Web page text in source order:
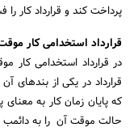
پرداخت کند و قرارداد کار را
قرارداد استخدامی کار
در قرارداد استخدامی کار
قرارداد در یکی از
که پایان زمان کار به معنای
حالت موقت آن را به دائمب